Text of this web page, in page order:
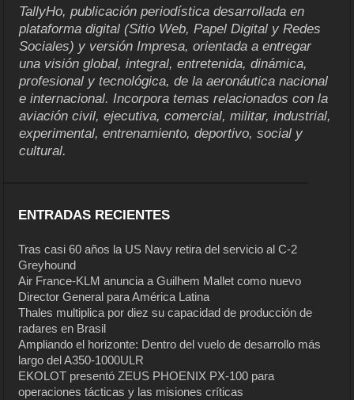
TallyHo, publicación periodística desarrollada en
plataforma digital (Sitio Web, Papel Digital y Redes
Sociales) y versión Impresa, orientada a entregar
una visión global, integral, entretenida, dinámica,
profesional y tecnológica, de la aeronáutica nacional
e internacional. Incorpora temas relacionados con la
aviación civil, ejecutiva, comercial, militar, industrial,
experimental, entrenamiento, deportivo, social y
cultural.
ENTRADAS RECIENTES
Tras casi 60 años la US Navy retira del servicio al C-2
Greyhound
Air France-KLM anuncia a Guilhem Mallet como nuevo
Director General para América Latina
Thales multiplica por diez su capacidad de producción de
radares en Brasil
Ampliando el horizonte: Dentro del vuelo de desarrollo más
largo del A350-1000ULR
EKOLOT presentó ZEUS PHOENIX PX-100 para
operaciones tácticas y las misiones críticas